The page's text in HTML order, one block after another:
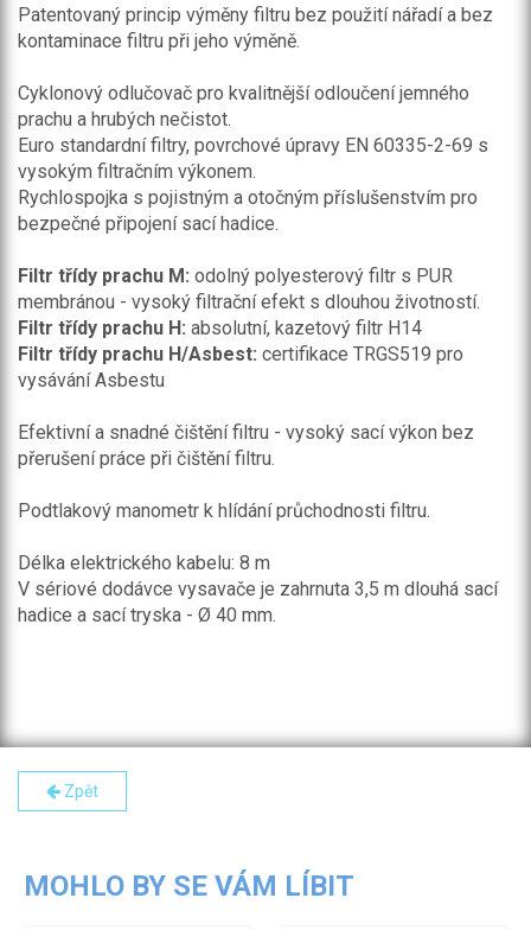
Patentovaný princip výměny filtru bez použití nářadí a bez
kontaminace filtru při jeho výměně.
Cyklonový odlučovač pro kvalitnější odloučení jemného
prachu a hrubých nečistot.
Euro standardní filtry, povrchové úpravy EN 60335-2-69 s
vysokým filtračním výkonem.
Rychlospojka s pojistným a otočným příslušenstvím pro
bezpečné připojení sací hadice.
Filtr třídy prachu M: odolný polyesterový filtr s PUR
membránou - vysoký filtrační efekt s dlouhou životností.
Filtr třídy prachu H: absolutní, kazetový filtr H14
Filtr třídy prachu H/Asbest: certifikace TRGS519 pro
vysávání Asbestu
Efektivní a snadné čištění filtru - vysoký sací výkon bez
přerušení práce při čištění filtru.
Podtlakový manometr k hlídání průchodnosti filtru.
Délka elektrického kabelu: 8 m
V sériové dodávce vysavače je zahrnuta 3,5 m dlouhá sací
hadice a sací tryska - Ø 40 mm.
Zpět
MOHLO BY SE VÁM LÍBIT